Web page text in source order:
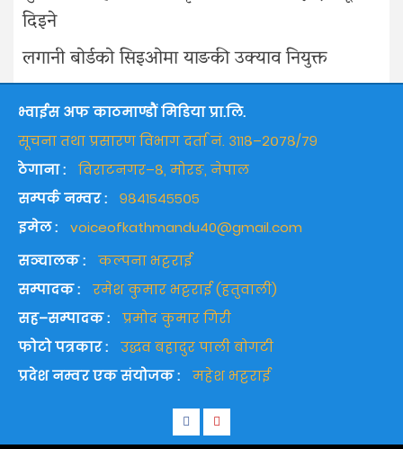
दिइने
लगानी बोर्डको सिइओमा याङकी उक्याव नियुक्त
भ्वाईस अफ काठमाण्डौं मिडिया प्रा.लि.
सूचना तथा प्रसारण विभाग दर्ता नं. ३११८–२०७८/७९
ठेगाना :
विराटनगर–८, मोरङ, नेपाल
सम्पर्क नम्वर :
९८४१५४५५०५
इमेल :
voiceofkathmandu40@gmail.com
सञ्चालक :
कल्पना भट्टराई
सम्पादक :
रमेश कुमार भट्टराई (हतुवाली)
सह–सम्पादक :
प्रमोद कुमार गिरी
फोटो पत्रकार :
उद्धव बहादुर पाली बोगटी
प्रदेश नम्वर एक संयोजक :
महेश भट्टराई
FacebookYoutube